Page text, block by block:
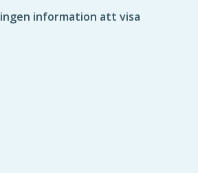
information att visa